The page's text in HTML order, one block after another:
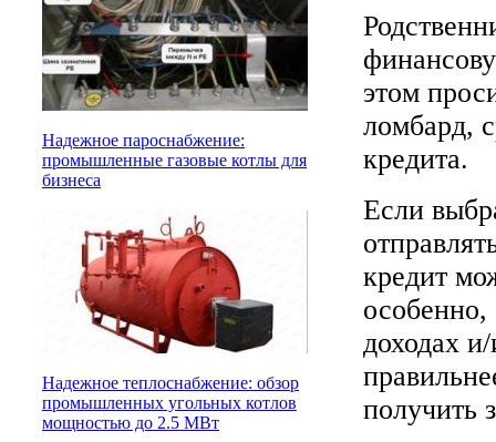
Надежное пароснабжение:
промышленные газовые котлы для
бизнеса
Надежное теплоснабжение: обзор
промышленных угольных котлов
мощностью до 2.5 МВт
этом
ломбард,
кредита.
Если
кредит
особенно,
доходах
получить